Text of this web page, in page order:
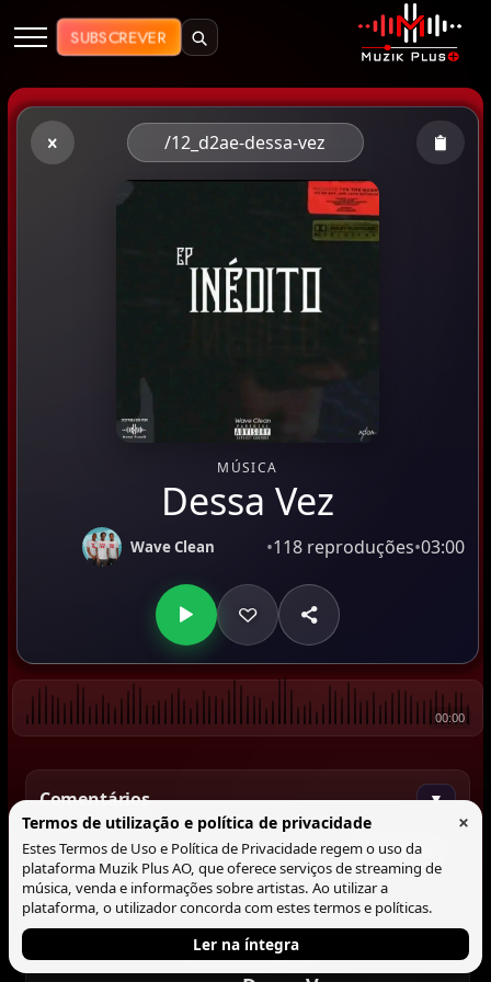
Muzik Plus AO - Streaming de
SUBSCREVER
/12_d2ae-dessa-vez
MÚSICA
Dessa Vez
Wave Clean •118 reproduções•03:00
00:00
Comentários ▼
Comentar
Tocando agora
Termos de utilização e política de privacidade ×
Estes Termos de Uso e Política de Privacidade regem o uso da
plataforma Muzik Plus AO, que oferece serviços de streaming de
música, venda e informações sobre artistas. Ao utilizar a
plataforma, o utilizador concorda com estes termos e políticas.
Ler na íntegra